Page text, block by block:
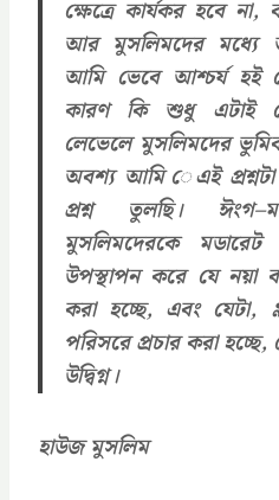
ক্ষেত্রে কার্যকর হবে না,
আর মুসলিমদের মধ্যে
আমি ভেবে আশ্চর্য হই
কারণ কি শুধু এটাই যে
লেভেলে মুসলিমদের
অবশ্য আমি েএই
প্রশ্ন তুলছি। ঈংগ–
মুসলিমদেরকে মডারেট
উপস্থাপন করে যে নয়া
করা হচ্ছে, এবং যেটা,
পরিসরে প্রচার করা হচ্ছে,
উদ্বিগ্ন।
হাউজ মুসলিম